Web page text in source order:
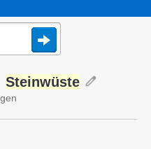
Steinwüste